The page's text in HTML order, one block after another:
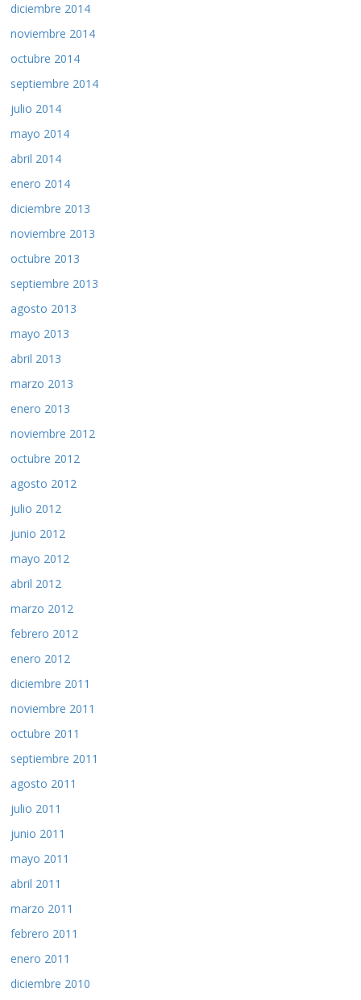
diciembre 2014
noviembre 2014
octubre 2014
septiembre 2014
julio 2014
mayo 2014
abril 2014
enero 2014
diciembre 2013
noviembre 2013
octubre 2013
septiembre 2013
agosto 2013
mayo 2013
abril 2013
marzo 2013
enero 2013
noviembre 2012
octubre 2012
agosto 2012
julio 2012
junio 2012
mayo 2012
abril 2012
marzo 2012
febrero 2012
enero 2012
diciembre 2011
noviembre 2011
octubre 2011
septiembre 2011
agosto 2011
julio 2011
junio 2011
mayo 2011
abril 2011
marzo 2011
febrero 2011
enero 2011
diciembre 2010